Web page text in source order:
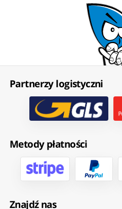
Partnerzy logistyczni
Metody płatności
Znajdź nas